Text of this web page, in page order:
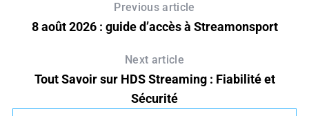
Previous article
8 août 2026 : guide d’accès à Streamonsport
Next article
Tout Savoir sur HDS Streaming : Fiabilité et
Sécurité